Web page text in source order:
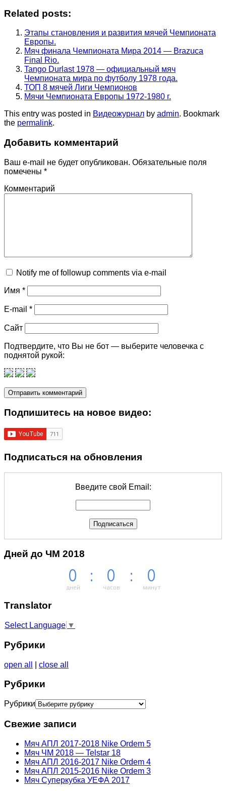
Related posts:
Этапы становления и развития мячей Чемпионата
Европы.
Мяч финала Чемпионата Мира 2014 — Brazuca
Final Rio.
Tango Durlast 1978 — официальный мяч
Чемпионата мира по футболу 1978 года.
ТОП 8 мячей Лиги Чемпионов
Мячи Чемпионата Европы 1972-1980 г.
This entry was posted in Видеожурнал by admin. Bookmark
the permalink.
Добавить комментарий
Ваш e-mail не будет опубликован. Обязательные поля
помечены *
Комментарий
Notify me of followup comments via e-mail
Имя *
E-mail *
Сайт
Подтвердите, что Вы не бот — выберите человечка с
поднятой рукой:
Подпишитеcь на новое видео:
Подписаться на обновления
Введите свой Email:
Дней до ЧМ 2018
0
дней
: 0
часов
: 0
минут
Тranslator
Select Language ▼
Рубрики
open all close all
Рубрики
Рубрики
Свежие записи
Мяч АПЛ 2017-2018 Nike Ordem 5
Мяч ЧМ 2018 — Telstar 18
Мяч АПЛ 2016-2017 Nike Ordem 4
Мяч АПЛ 2015-2016 Nike Ordem 3
Мяч Суперкубка УЕФА 2017